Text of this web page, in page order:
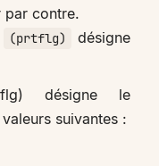
par contre.
(prtflg)
désigne
désigne le
suivantes :